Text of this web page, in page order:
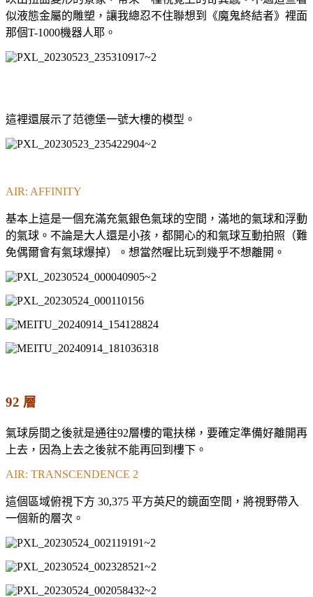
似液態金屬的雕塑，讓我總忍不住聯想到《魔鬼終結者》裡面
那個T-1000機器人耶。
這裡還展示了范德堡一號大樓的模型。
AIR: AFFINITY
基本上這是一個充滿充氣銀色氣球的空間，滿地的氣球和浮動
的氣球。不論是大人還是小孩，都開心的和氣球互動拍照（難
免偶爾會有氣球爆掉）。想當然喔比玩到幾乎不想離開。
92 層
氣球房間之後就是通往92層樓的電扶梯，要確定準備好離開再
上去，因為上去之後就不能再回到樓下。
AIR: TRANSCENDENCE 2
這個區域俯視下方 30,375 平方英尺的鏡面空間，將視野帶入
一個新的層次。